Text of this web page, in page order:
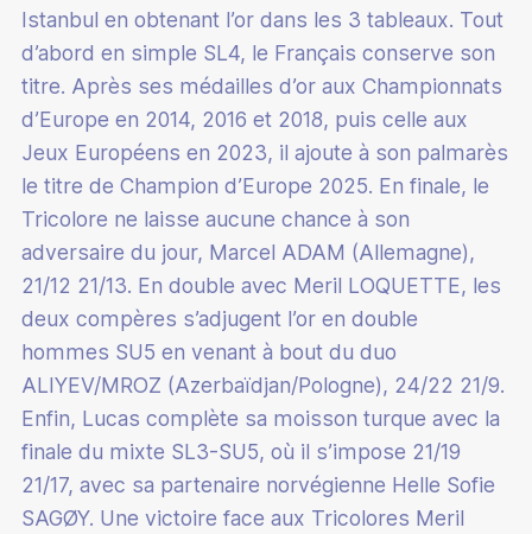
Istanbul en obtenant l’or dans les 3 tableaux. Tout
d’abord en simple SL4, le Français conserve son
titre. Après ses médailles d’or aux Championnats
d’Europe en 2014, 2016 et 2018, puis celle aux
Jeux Européens en 2023, il ajoute à son palmarès
le titre de Champion d’Europe 2025. En finale, le
Tricolore ne laisse aucune chance à son
adversaire du jour, Marcel ADAM (Allemagne),
21/12 21/13. En double avec Meril LOQUETTE, les
deux compères s’adjugent l’or en double
hommes SU5 en venant à bout du duo
ALIYEV/MROZ (Azerbaïdjan/Pologne), 24/22 21/9.
Enfin, Lucas complète sa moisson turque avec la
finale du mixte SL3-SU5, où il s’impose 21/19
21/17, avec sa partenaire norvégienne Helle Sofie
SAGØY. Une victoire face aux Tricolores Meril